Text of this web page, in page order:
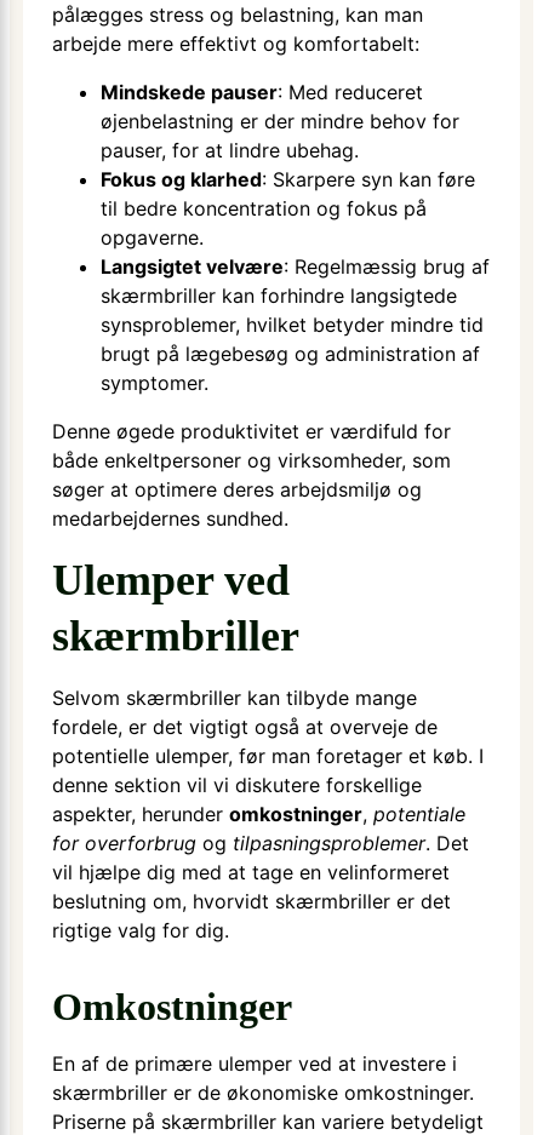
pålægges stress og belastning, kan man
arbejde mere effektivt og komfortabelt:
Mindskede pauser: Med reduceret
øjenbelastning er der mindre behov for
pauser, for at lindre ubehag.
Fokus og klarhed: Skarpere syn kan føre
til bedre koncentration og fokus på
opgaverne.
Langsigtet velvære: Regelmæssig brug af
skærmbriller kan forhindre langsigtede
synsproblemer, hvilket betyder mindre tid
brugt på lægebesøg og administration af
symptomer.
Denne øgede produktivitet er værdifuld for
både enkeltpersoner og virksomheder, som
søger at optimere deres arbejdsmiljø og
medarbejdernes sundhed.
Ulemper ved
skærmbriller
Selvom skærmbriller kan tilbyde mange
fordele, er det vigtigt også at overveje de
potentielle ulemper, før man foretager et køb. I
denne sektion vil vi diskutere forskellige
aspekter, herunder omkostninger, potentiale
for overforbrugog tilpasningsproblemer. Det
vil hjælpe dig med at tage en velinformeret
beslutning om, hvorvidt skærmbriller er det
rigtige valg for dig.
Omkostninger
En af de primære ulemper ved at investere i
skærmbriller er de økonomiske omkostninger.
Priserne på skærmbriller kan variere betydeligt